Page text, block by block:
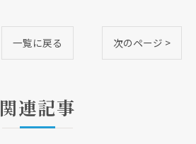
一覧に戻る 次のページ >
関連記事